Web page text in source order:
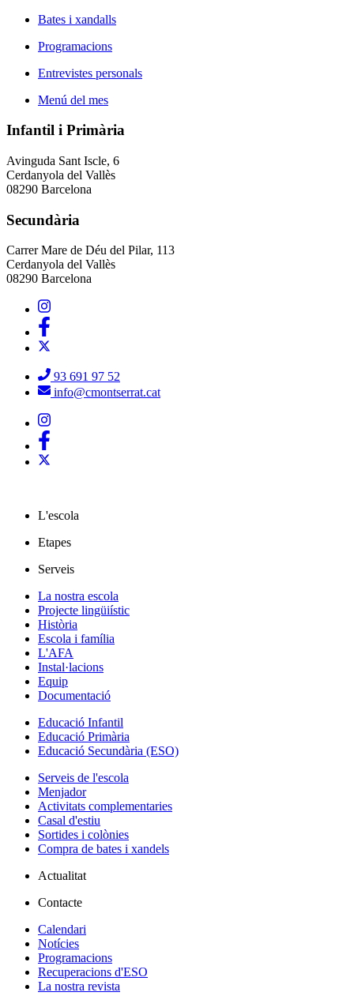
Bates i xandalls
Programacions
Entrevistes personals
Menú del mes
Infantil i Primària
Avinguda Sant Iscle, 6
Cerdanyola del Vallès
08290 Barcelona
Secundària
Carrer Mare de Déu del Pilar, 113
Cerdanyola del Vallès
08290 Barcelona
93 691 97 52
info@cmontserrat.cat
L'escola
Etapes
Serveis
La nostra escola
Projecte lingüiístic
Història
Escola i família
L'AFA
Instal·lacions
Equip
Documentació
Educació Infantil
Educació Primària
Educació Secundària (ESO)
Serveis de l'escola
Menjador
Activitats complementaries
Casal d'estiu
Sortides i colònies
Compra de bates i xandels
Actualitat
Contacte
Calendari
Notícies
Programacions
Recuperacions d'ESO
La nostra revista